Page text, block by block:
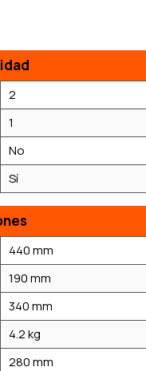
2
1
No
Sí
440 mm
190 mm
340 mm
4.2 kg
280 mm